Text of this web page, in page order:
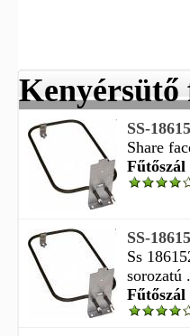
Kenyérsütő
SS-
Share
Fűtőszál
SS-
Ss
sorozatú
Fűtőszál